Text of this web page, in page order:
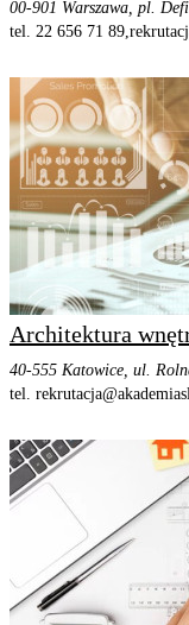
00-901 Warszawa, pl.
tel. 22 656 71 89,
Architektura
40-555 Katowice, ul.
tel.